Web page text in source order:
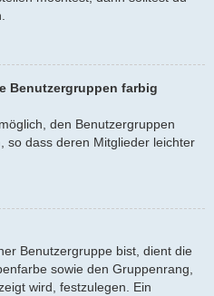
Benutzergruppen farbig
den Benutzergruppen
so dass deren Mitglieder leichter
Benutzergruppe bist, dient die
sowie den Gruppenrang,
wird, festzulegen. Ein